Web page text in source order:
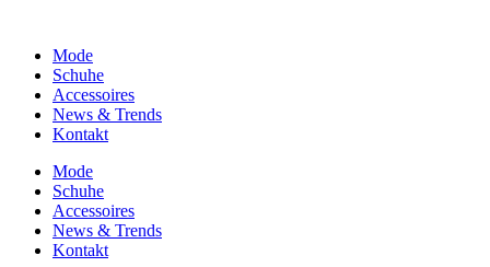
wechselnMode
Schuhe
Accessoires
News & Trends
Kontakt
Mode
Schuhe
Accessoires
News & Trends
Kontakt